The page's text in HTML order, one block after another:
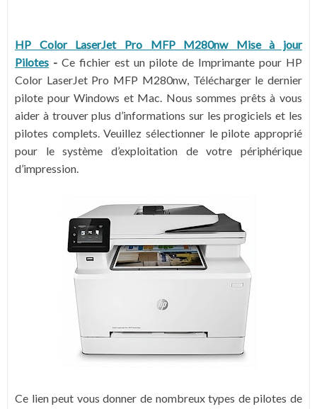
HP Color LaserJet Pro MFP M280nw Mise à jour
Pilotes - Ce fichier est un pilote de Imprimante pour HP
Color LaserJet Pro MFP M280nw, Télécharger le dernier
pilote pour Windows et Mac. Nous sommes prêts à vous
aider à trouver plus d’informations sur les progiciels et les
pilotes complets. Veuillez sélectionner le pilote approprié
pour le système d’exploitation de votre périphérique
d’impression.
Ce lien peut vous donner de nombreux types de pilotes de